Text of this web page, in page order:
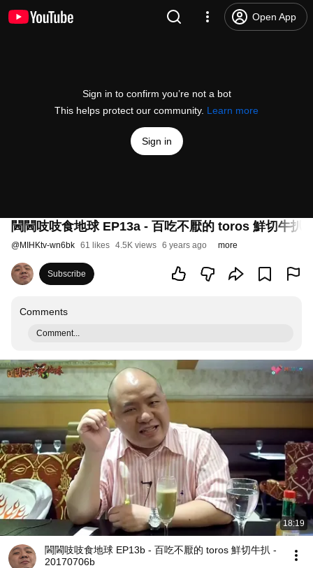
Open App
Sign in to confirm you’re not a bot
This helps protect our community. Learn more
Sign in
閪閪吱吱食地球 EP13a - 百吃不厭的 toros 鮮切牛扒
@MIHKtv-wn6bk 61 likes 4.5K views 6 years ago more
Subscribe
Comments
Comment...
18:19
閪閪吱吱食地球 EP13b - 百吃不厭的 toros 鮮切牛扒 -
20170706b